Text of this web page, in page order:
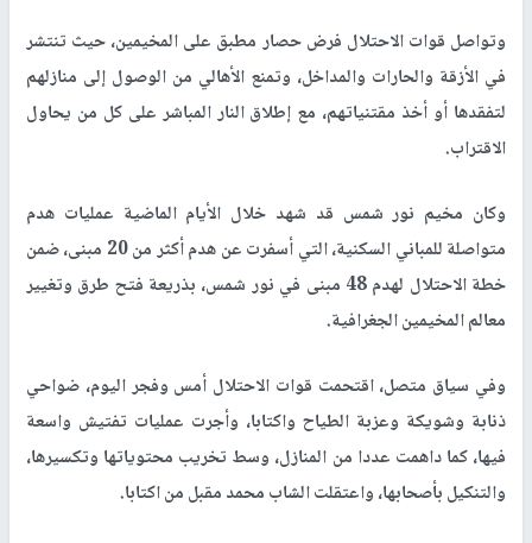
وتواصل قوات الاحتلال فرض حصار مطبق على المخيمين، حيث تنتشر
في الأزقة والحارات والمداخل، وتمنع الأهالي من الوصول إلى منازلهم
لتفقدها أو أخذ مقتنياتهم، مع إطلاق النار المباشر على كل من يحاول
الاقتراب.
وكان مخيم نور شمس قد شهد خلال الأيام الماضية عمليات هدم
متواصلة للمباني السكنية، التي أسفرت عن هدم أكثر من 20 مبنى، ضمن
خطة الاحتلال لهدم 48 مبنى في نور شمس، بذريعة فتح طرق وتغيير
معالم المخيمين الجغرافية.
وفي سياق متصل، اقتحمت قوات الاحتلال أمس وفجر اليوم، ضواحي
ذنابة وشويكة وعزبة الطياح واكتابا، وأجرت عمليات تفتيش واسعة
فيها، كما داهمت عددا من المنازل، وسط تخريب محتوياتها وتكسيرها،
والتنكيل بأصحابها، واعتقلت الشاب محمد مقبل من اكتابا.